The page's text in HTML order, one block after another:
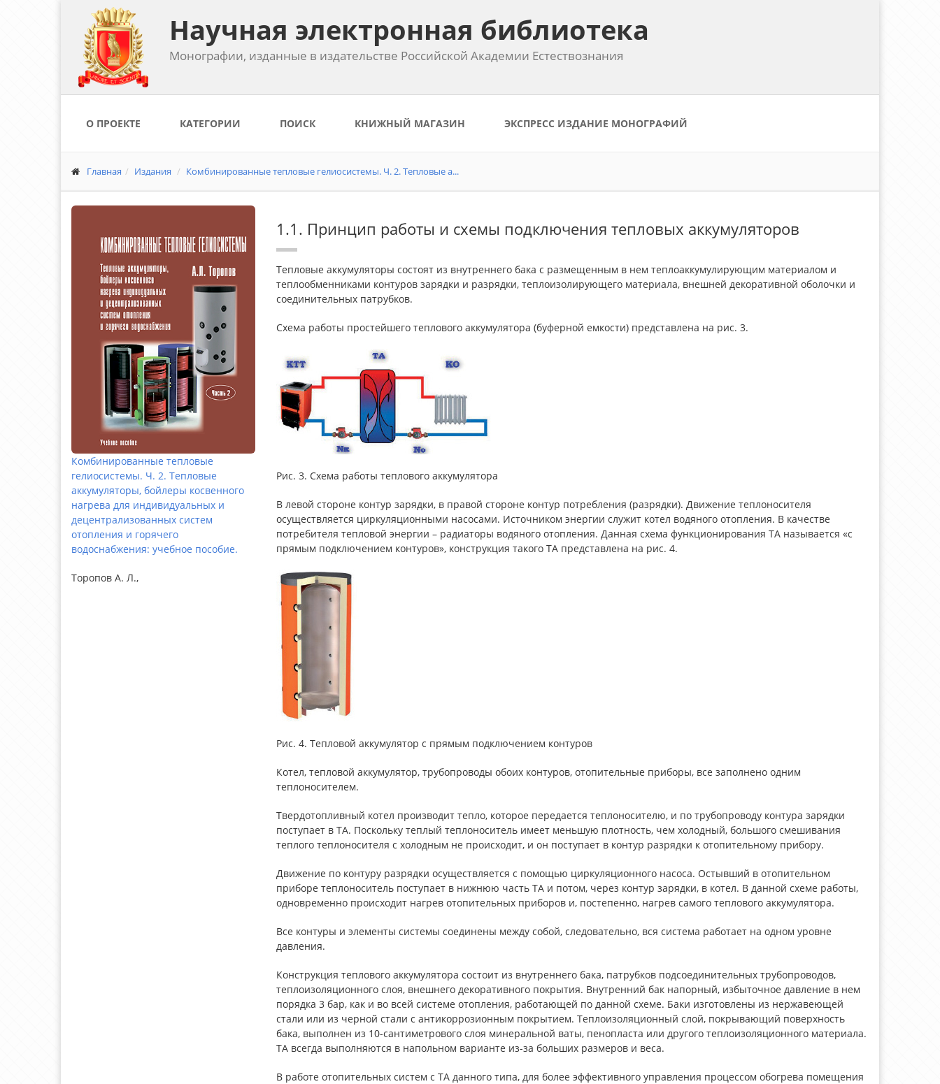
Научная электронная библиотека
Монографии, изданные в издательстве Российской Академии Естествознания
О ПРОЕКТЕ КАТЕГОРИИ ПОИСК КНИЖНЫЙ МАГАЗИН ЭКСПРЕСС ИЗДАНИЕ МОНОГРАФИЙ
Главная Издания Комбинированные тепловые гелиосистемы. Ч. 2. Тепловые а...
Комбинированные тепловые
гелиосистемы. Ч. 2. Тепловые
аккумуляторы, бойлеры косвенного
нагрева для индивидуальных и
децентрализованных систем
отопления и горячего
водоснабжения: учебное пособие.
Торопов А. Л.,
1.1. Принцип работы и схемы подключения тепловых аккумуляторов
Тепловые аккумуляторы состоят из внутреннего бака с размещенным в нем теплоаккумулирующим материалом и
теплообменниками контуров зарядки и разрядки, теплоизолирующего материала, внешней декоративной оболочки и
соединительных патрубков.
Схема работы простейшего теплового аккумулятора (буферной емкости) представлена на рис. 3.
Рис. 3. Схема работы теплового аккумулятора
В левой стороне контур зарядки, в правой стороне контур потребления (разрядки). Движение теплоносителя
осуществляется циркуляционными насосами. Источником энергии служит котел водяного отопления. В качестве
потребителя тепловой энергии – радиаторы водяного отопления. Данная схема функционирования ТА называется «с
прямым подключением контуров», конструкция такого ТА представлена на рис. 4.
Рис. 4. Тепловой аккумулятор с прямым подключением контуров
Котел, тепловой аккумулятор, трубопроводы обоих контуров, отопительные приборы, все заполнено одним
теплоносителем.
Твердотопливный котел производит тепло, которое передается теплоносителю, и по трубопроводу контура зарядки
поступает в ТА. Поскольку теплый теплоноситель имеет меньшую плотность, чем холодный, большого смешивания
теплого теплоносителя с холодным не происходит, и он поступает в контур разрядки к отопительному прибору.
Движение по контуру разрядки осуществляется с помощью циркуляционного насоса. Остывший в отопительном
приборе теплоноситель поступает в нижнюю часть ТА и потом, через контур зарядки, в котел. В данной схеме работы,
одновременно происходит нагрев отопительных приборов и, постепенно, нагрев самого теплового аккумулятора.
Все контуры и элементы системы соединены между собой, следовательно, вся система работает на одном уровне
давления.
Конструкция теплового аккумулятора состоит из внутреннего бака, патрубков подсоединительных трубопроводов,
теплоизоляционного слоя, внешнего декоративного покрытия. Внутренний бак напорный, избыточное давление в нем
порядка 3 бар, как и во всей системе отопления, работающей по данной схеме. Баки изготовлены из нержавеющей
стали или из черной стали с антикоррозионным покрытием. Теплоизоляционный слой, покрывающий поверхность
бака, выполнен из 10-сантиметрового слоя минеральной ваты, пенопласта или другого теплоизоляционного материала.
ТА всегда выполняются в напольном варианте из-за больших размеров и веса.
В работе отопительных систем с ТА данного типа, для более эффективного управления процессом обогрева помещения